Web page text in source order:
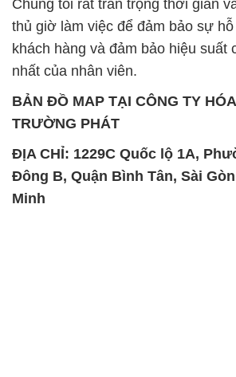
Chúng tôi rất trân trọng thời gian
thủ giờ làm việc để đảm bảo sự
khách hàng và đảm bảo hiệu suất
nhất của nhân viên.
BẢN ĐỒ MAP TẠI CÔNG TY
TRƯỜNG PHÁT
ĐỊA CHỈ: 1229C Quốc lộ 1A,
Đông B, Quận Bình Tân, Sài
Minh